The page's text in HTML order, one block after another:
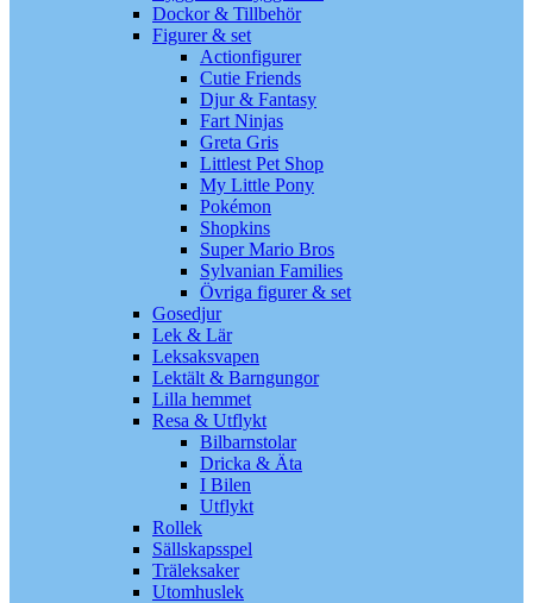
Dockor & Tillbehör
Figurer & set
Actionfigurer
Cutie Friends
Djur & Fantasy
Fart Ninjas
Greta Gris
Littlest Pet Shop
My Little Pony
Pokémon
Shopkins
Super Mario Bros
Sylvanian Families
Övriga figurer & set
Gosedjur
Lek & Lär
Leksaksvapen
Lektält & Barngungor
Lilla hemmet
Resa & Utflykt
Bilbarnstolar
Dricka & Äta
I Bilen
Utflykt
Rollek
Sällskapsspel
Träleksaker
Utomhuslek